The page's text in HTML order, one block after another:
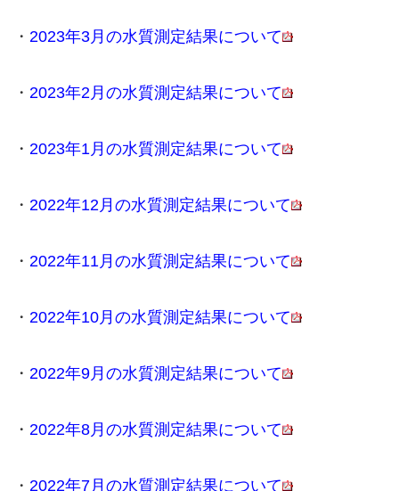
・ 2023年3月の水質測定結果について
・ 2023年2月の水質測定結果について
・ 2023年1月の水質測定結果について
・ 2022年12月の水質測定結果について
・ 2022年11月の水質測定結果について
・ 2022年10月の水質測定結果について
・ 2022年9月の水質測定結果について
・ 2022年8月の水質測定結果について
・ 2022年7月の水質測定結果について